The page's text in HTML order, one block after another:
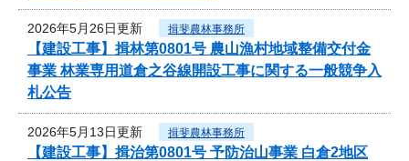
2026年5月26日更新 揖斐農林事務所
【建設工事】揖林第0801号 農山漁村地域整備交付金
事業 林業専用道倉之谷線開設工事に関する一般競争入
札公告
2026年5月13日更新 揖斐農林事務所
【建設工事】揖治第0801号 予防治山事業 白倉2地区